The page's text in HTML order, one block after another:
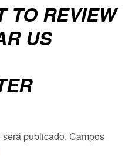
TO REVIEW
US
publicado. Campos